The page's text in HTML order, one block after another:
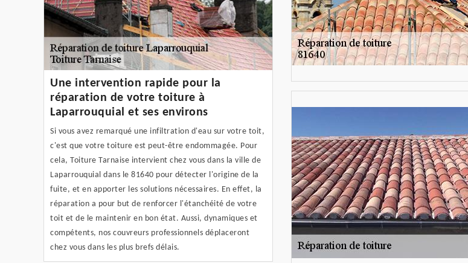
Une intervention rapide pour la
réparation de votre toiture à
Laparrouquial et ses environs
Si vous avez remarqué une infiltration d'eau sur votre toit,
c'est que votre toiture est peut-être endommagée. Pour
cela, Toiture Tarnaise intervient chez vous dans la ville de
Laparrouquial dans le 81640 pour détecter l'origine de la
fuite, et en apporter les solutions nécessaires. En effet, la
réparation a pour but de renforcer l'étanchéité de votre
toit et de le maintenir en bon état. Aussi, dynamiques et
compétents, nos couvreurs professionnels déplaceront
chez vous dans les plus brefs délais.